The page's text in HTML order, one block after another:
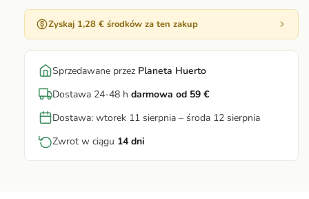
Zyskaj 1,28 € środków za ten zakup
Sprzedawane przez Planeta Huerto
Dostawa 24-48 h darmowa od 59 €
Dostawa: wtorek 11 sierpnia – środa 12 sierpnia
Zwrot w ciągu 14 dni